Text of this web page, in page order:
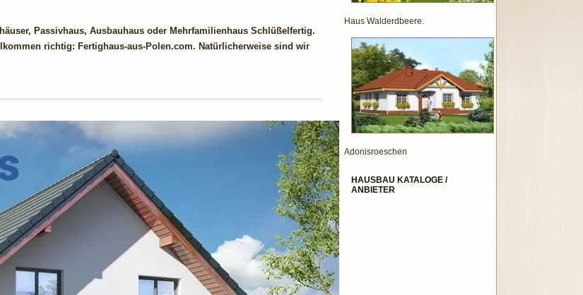
Passivhaus, Ausbauhaus oder Mehrfamilienhaus Schlüßelfertig.
richtig: Fertighaus-aus-Polen.com. Natürlicherweise sind wir
Haus Walderdbeere.
Adonisroeschen
HAUSBAU KATALOGE /
ANBIETER